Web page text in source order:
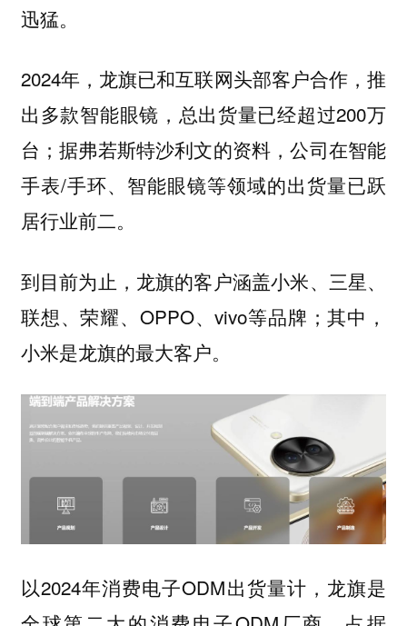
迅猛。
2024年，龙旗已和互联网头部客户合作，推
出多款智能眼镜，总出货量已经超过200万
台；据弗若斯特沙利文的资料，公司在智能
手表/手环、智能眼镜等领域的出货量已跃
居行业前二。
到目前为止，龙旗的客户涵盖小米、三星、
联想、荣耀、OPPO、vivo等品牌；其中，
小米是龙旗的最大客户。
以2024年消费电子ODM出货量计，龙旗是